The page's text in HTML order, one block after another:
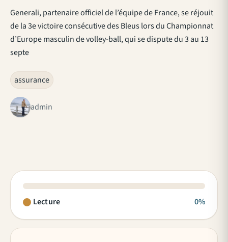
Generali, partenaire officiel de l’équipe de France, se réjouit
de la 3e victoire consécutive des Bleus lors du Championnat
d’Europe masculin de volley-ball, qui se dispute du 3 au 13
septe
assurance
admin
Lecture 0%